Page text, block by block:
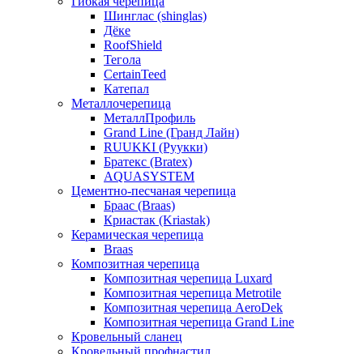
Шинглас (shinglas)
Дёке
RoofShield
Тегола
CertainTeed
Катепал
Металлочерепица
МеталлПрофиль
Grand Line (Гранд Лайн)
RUUKKI (Руукки)
Братекс (Bratex)
AQUASYSTEM
Цементно-песчаная черепица
Браас (Braas)
Криастак (Kriastak)
Керамическая черепица
Braas
Композитная черепица
Композитная черепица Luxard
Композитная черепица Metrotile
Композитная черепица AeroDek
Композитная черепица Grand Line
Кровельный сланец
Кровельный профнастил